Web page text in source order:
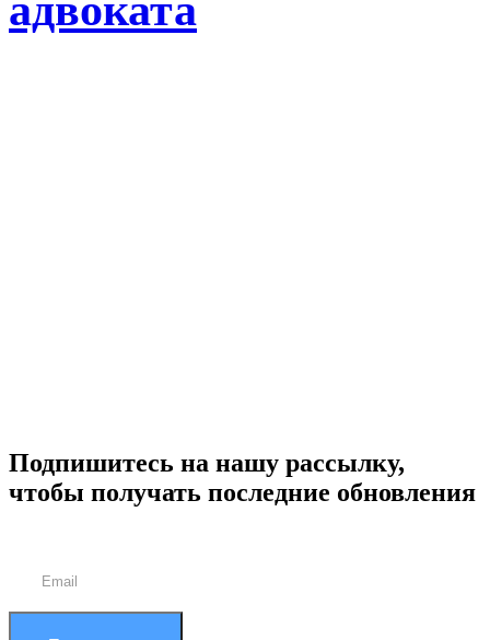
Подпишитесь на нашу рассылку,
чтобы получать последние обновления